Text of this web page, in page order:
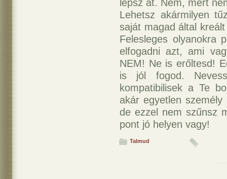
lépsz át. Nem, mert
Lehetsz akármilyen
saját magad által
Felesleges olyanokra
elfogadni azt, ami
NEM! Ne is erőltesd!
is jól fogod.
kompatibilisek a Te
akár egyetlen személy
de ezzel nem szűnsz
pont jó helyen vagy!
Talmud